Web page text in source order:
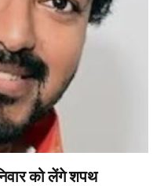
को लेंगे शपथ